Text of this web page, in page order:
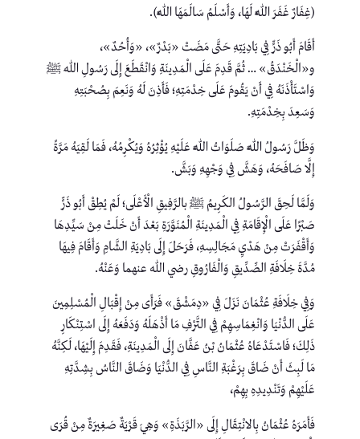
(غِفَارٌ غَفَرَ اللَّهُ لَهَا، وَأَسْلَمُ سَالَمَهَا اللَّهُ).
أَقَامَ أَبُو ذَرٍّ فِي بَادِيَتِهِ حَتَّى مَضَتْ «بَدْرٌ»، «وَأُحُدٌ»،
و«الْخَنْدَقُ» … ثُمَّ قَدِمَ عَلَى الْمَدِينَةِ وَانْقَطَعَ إِلَى رَسُولِ اللهِ ﷺ
وَاسْتَأْذَنَهُ فِي أَنْ يَقُومَ عَلَى خِدْمَتِهِ؛ فَأَذِنَ لَهُ وَنَعِمَ بِصُحْبَتِهِ
وَسَعِدَ بِخِدْمَتِهِ.
وَظَلَّ رَسُولُ اللَّهِ صَلَوَاتُ اللَّهِ عَلَيْهِ يُؤْثِرُهُ وَيُكْرِمُهُ، فَمَا لَقِيَهُ مَرَّةً
إِلَّا صَافَحَهُ، وَهَشَّ فِي وَجْهِهِ وَبَشَّ.
وَلَمَّا لَحِقَ الرَّسُولُ الكَرِيمُ ﷺ بالرَّفِيقِ الْأَعْلَى؛ لَمْ يُطِقْ أَبُو ذَرٍّ
صَبْرًا عَلَى الْإِقَامَةِ فِي الْمَدِينَةِ الْمُنَوَّرَةِ بَعْدَ أَنْ خَلَتْ مِنْ سَيِّدِهَا
وَأَقْفَرَتْ مِنْ هَدْيِ مَجَالِسِهِ، فَرَحَلَ إِلَى بَادِيَةِ الشَّامِ وَأَقَامَ فِيهَا
مُدَّةَ خِلَافَةِ الصِّدِّيقِ وَالْفَارُوقِ رضي الله عنهما وَعَنْهُ.
وَفِي خِلَافَةِ عُثْمَانَ نَزَلَ فِي «دِمَشْقَ» فَرَأَى مِنْ إِقْبَالِ الْمُسْلِمِينَ
عَلَى الدُّنْيَا وَانْغِمَاسِهِمْ فِي التَّرْفِ مَا أَذْهَلَهُ وَدَفَعَهُ إِلَى اسْتِنْكَارِ
ذَلِكَ؛ فَاسْتَدْعَاهُ عُثْمَانُ بْنُ عَفَّانَ إِلَى الْمَدِينَةِ، فَقَدِمَ إِلَيْهَا، لَكِنَّهُ
مَا لَبِثَ أَنْ ضَاقَ بِرَغْبَةِ النَّاسِ فِي الدُّنْيَا وَضَاقَ النَّاسُ بِشِدَّتِهِ
عَلَيْهِمْ وَتَنْدِيدِهِ بِهِمْ،
فَأَمَرَهُ عُثْمَانُ بِالانْتِقَالِ إِلَى «الرَّبَذَةِ» وَهِيَ قَرْيَةٌ صَغِيرَةٌ مِنْ قُرَى